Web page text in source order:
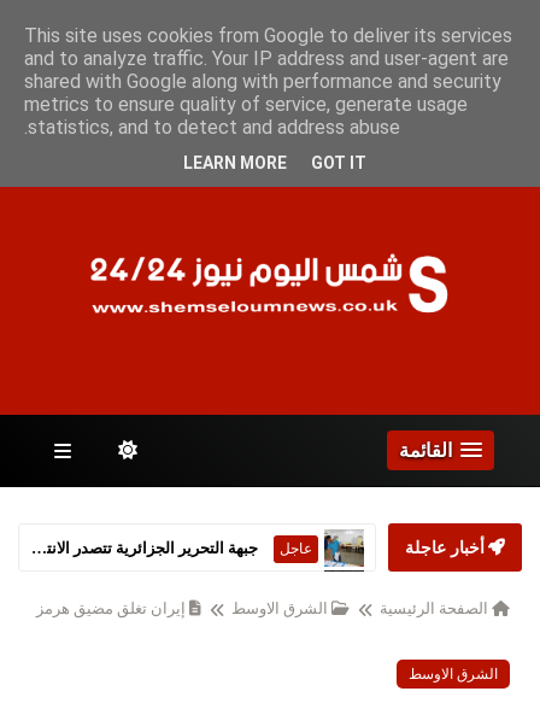
السبت 8 أغسطس 2026
الصفحات
القائمة
أخبار عاجلة عاجل ستارمر يعلن استقالته من رئاسة الحكومة البريطانية
الصفحة الرئيسية الشرق الاوسط إيران تغلق مضيق هرمز
الشرق الاوسط
This site uses cookies from Google to deliver its services
and to analyze traffic. Your IP address and user-agent are
shared with Google along with performance and security
metrics to ensure quality of service, generate usage
statistics, and to detect and address abuse.
LEARN MORE GOT IT